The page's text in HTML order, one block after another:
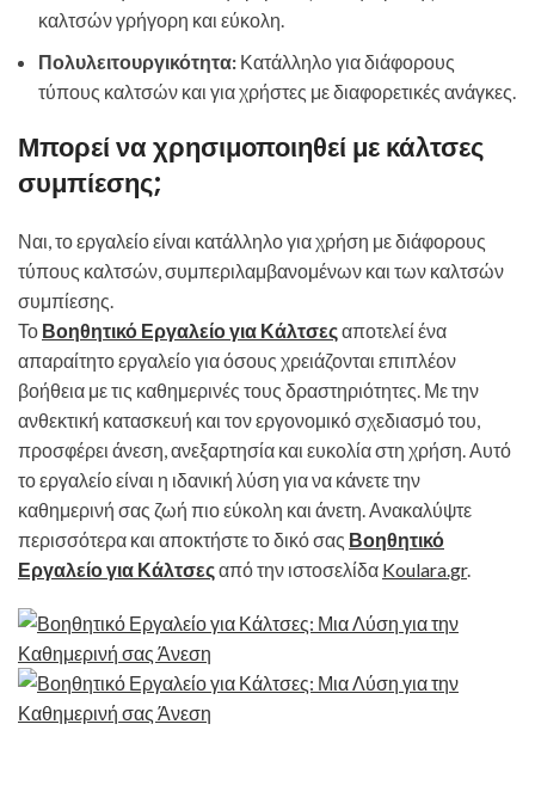
καλτσών γρήγορη και εύκολη.
Πολυλειτουργικότητα: Κατάλληλο για διάφορους
τύπους καλτσών και για χρήστες με διαφορετικές ανάγκες.
Μπορεί να χρησιμοποιηθεί με κάλτσες
συμπίεσης;
Ναι, το εργαλείο είναι κατάλληλο για χρήση με διάφορους
τύπους καλτσών, συμπεριλαμβανομένων και των καλτσών
συμπίεσης.
Το Βοηθητικό Εργαλείο για Κάλτσεςαποτελεί ένα
απαραίτητο εργαλείο για όσους χρειάζονται επιπλέον
βοήθεια με τις καθημερινές τους δραστηριότητες. Με την
ανθεκτική κατασκευή και τον εργονομικό σχεδιασμό του,
προσφέρει άνεση, ανεξαρτησία και ευκολία στη χρήση. Αυτό
το εργαλείο είναι η ιδανική λύση για να κάνετε την
καθημερινή σας ζωή πιο εύκολη και άνετη. Ανακαλύψτε
περισσότερα και αποκτήστε το δικό σας Βοηθητικό
Εργαλείο για Κάλτσεςαπό την ιστοσελίδα Koulara.gr.